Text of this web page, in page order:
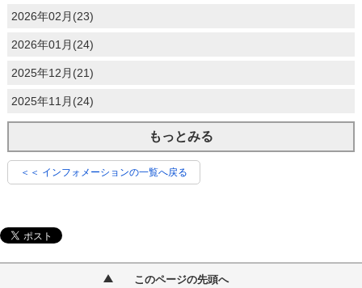
2026年02月(23)
2026年01月(24)
2025年12月(21)
2025年11月(24)
もっとみる
＜＜ インフォメーションの一覧へ戻る
このページの先頭へ